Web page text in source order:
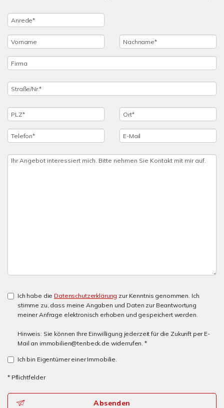
Ich habe die Datenschutzerklärung zur Kenntnis genommen. Ich
stimme zu, dass meine Angaben und Daten zur Beantwortung
meiner Anfrage elektronisch erhoben und gespeichert werden.
Hinweis: Sie können Ihre Einwilligung jederzeit für die Zukunft per E-
Mail an immobilien@tenbeck.de widerrufen. *
Ich bin Eigentümer einer Immobilie.
* Pflichtfelder
Absenden